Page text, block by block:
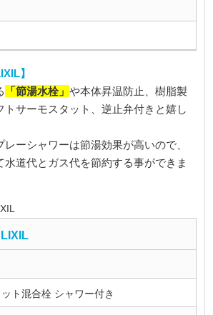
】
「節湯水栓」や本体昇温防止、樹脂製
トサーモスタット、逆止弁付きと嬉し
レーシャワーは節湯効果が高いので、
水道代とガス代を節約する事ができま
ト混合栓 シャワー付き